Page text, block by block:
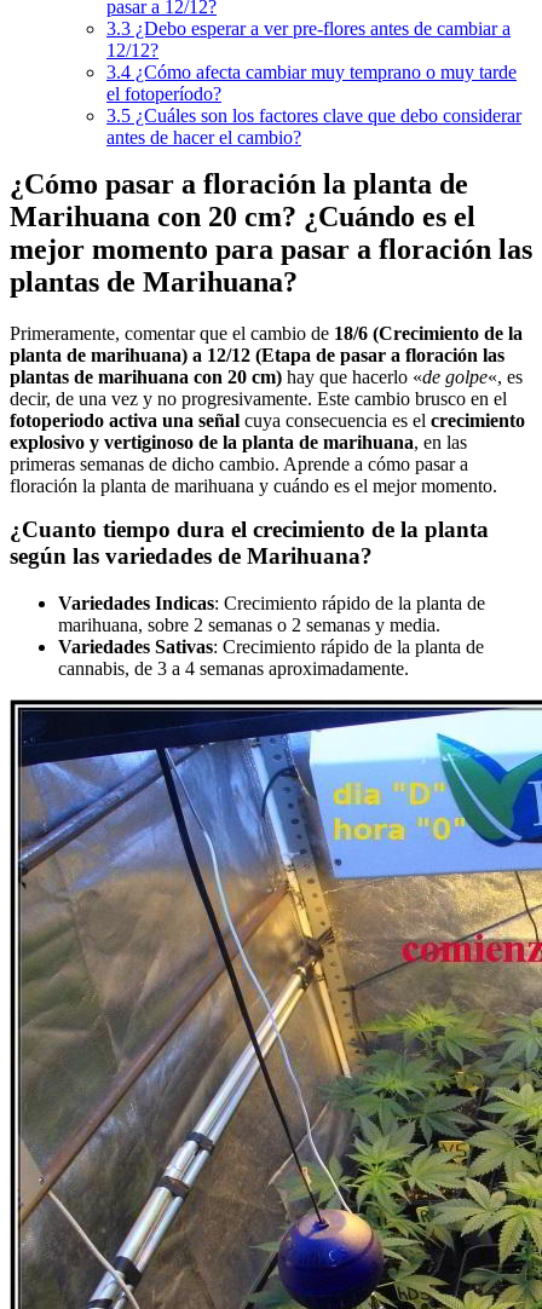
pasar a 12/12?
3.3 ¿Debo esperar a ver pre-flores antes de cambiar a
12/12?
3.4 ¿Cómo afecta cambiar muy temprano o muy tarde
el fotoperíodo?
3.5 ¿Cuáles son los factores clave que debo considerar
antes de hacer el cambio?
¿Cómo pasar a floración la planta de
Marihuana con 20 cm? ¿Cuándo es el
mejor momento para pasar a floración las
plantas de Marihuana?
Primeramente, comentar que el cambio de 18/6 (Crecimiento de la
planta de marihuana) a 12/12 (Etapa de pasar a floración las
plantas de marihuana con 20 cm) hay que hacerlo «de golpe«, es
decir, de una vez y no progresivamente. Este cambio brusco en el
fotoperiodo activa una señal cuya consecuencia es el crecimiento
explosivo y vertiginoso de la planta de marihuana, en las
primeras semanas de dicho cambio. Aprende a cómo pasar a
floración la planta de marihuana y cuándo es el mejor momento.
¿Cuanto tiempo dura el crecimiento de la planta
según las variedades de Marihuana?
Variedades Indicas: Crecimiento rápido de la planta de
marihuana, sobre 2 semanas o 2 semanas y media.
Variedades Sativas: Crecimiento rápido de la planta de
cannabis, de 3 a 4 semanas aproximadamente.